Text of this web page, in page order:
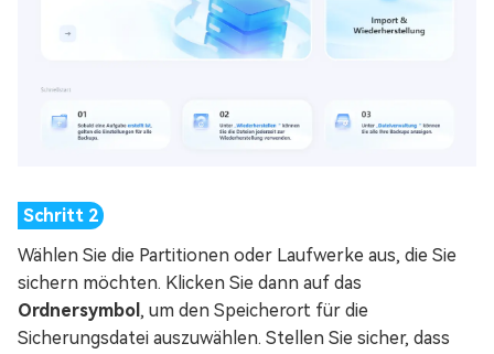
Wählen Sie die Partitionen oder Laufwerke aus, die Sie
sichern möchten. Klicken Sie dann auf das
Ordnersymbol , um den Speicherort für die
Sicherungsdatei auszuwählen. Stellen Sie sicher, dass